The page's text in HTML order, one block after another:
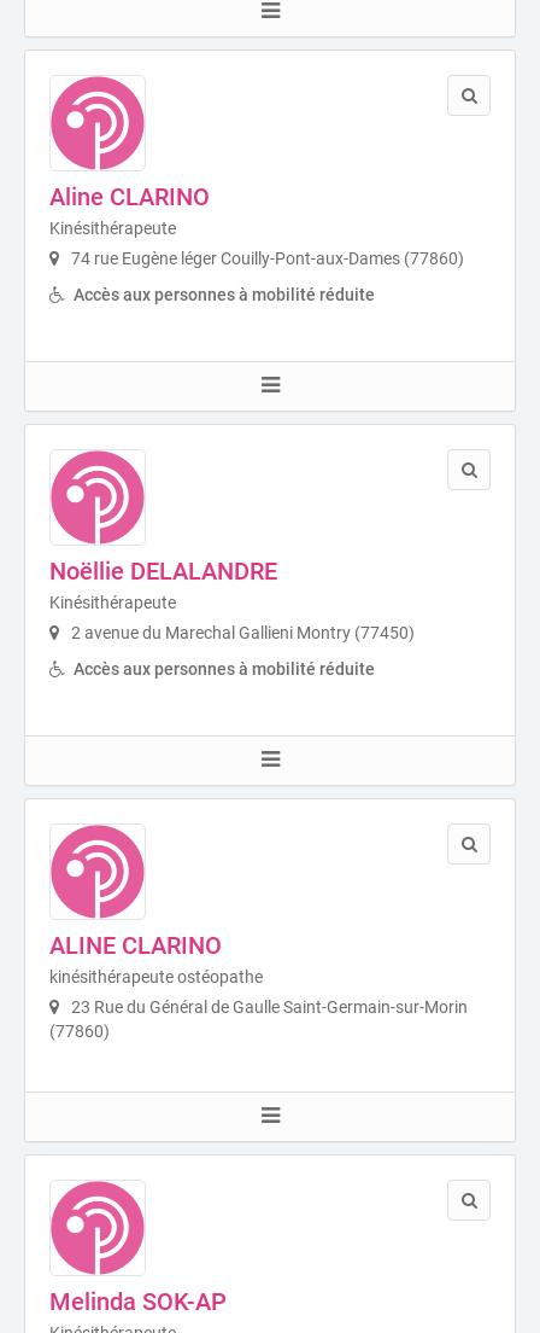
Aline CLARINO
Kinésithérapeute
74 rue Eugène léger Couilly-Pont-aux-Dames (77860)
Accès aux personnes à mobilité réduite
Noëllie DELALANDRE
Kinésithérapeute
2 avenue du Marechal Gallieni Montry (77450)
Accès aux personnes à mobilité réduite
ALINE CLARINO
kinésithérapeute ostéopathe
23 Rue du Général de Gaulle Saint-Germain-sur-Morin
(77860)
Melinda SOK-AP